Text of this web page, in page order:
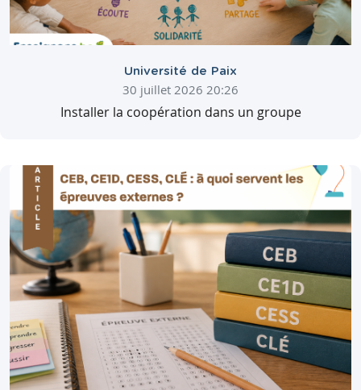
Université de Paix
30 juillet 2026 20:26
Installer la coopération dans un groupe